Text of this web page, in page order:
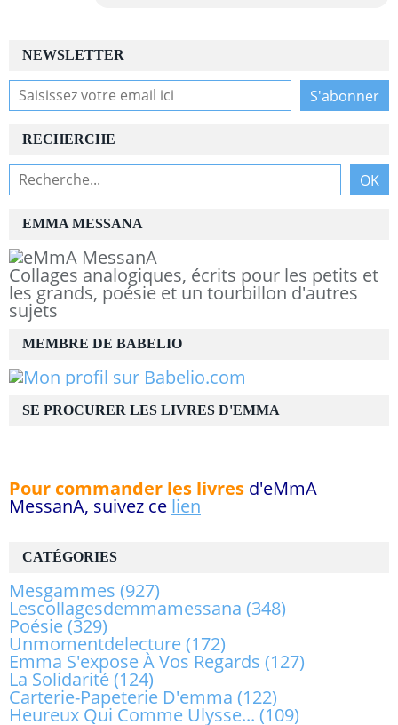
NEWSLETTER
RECHERCHE
EMMA MESSANA
Collages analogiques, écrits pour les petits et
les grands, poésie et un tourbillon d'autres
sujets
CATÉGORIES
Mesgammes (927)
Lescollagesdemmamessana (348)
Poésie(329)
Unmomentdelecture(172)
Emma S'expose À Vos Regards (127)
La Solidarité(124)
Carterie-Papeterie D'emma (122)
Heureux Qui Comme Ulysse... (109)
MEMBRE DE BABELIO
SE PROCURER LES LIVRES D'EMMA
Pour commander les livres d'eMmA
MessanA, suivez ce lien